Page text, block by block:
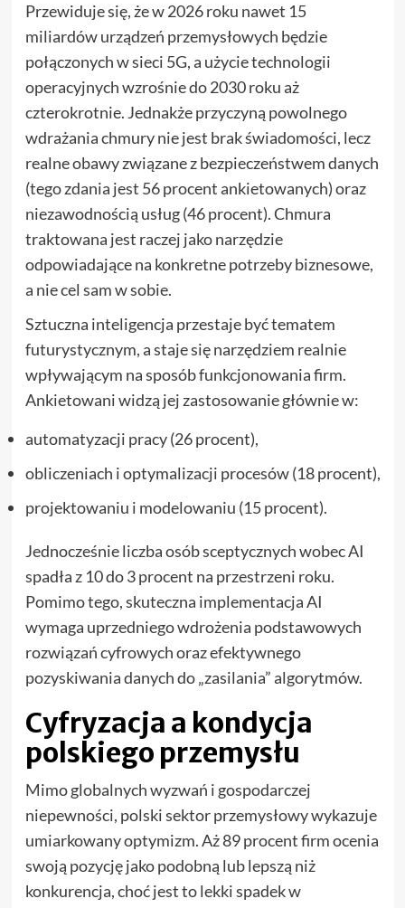
Przewiduje się, że w 2026 roku nawet 15
miliardów urządzeń przemysłowych będzie
połączonych w sieci 5G, a użycie technologii
operacyjnych wzrośnie do 2030 roku aż
czterokrotnie. Jednakże przyczyną powolnego
wdrażania chmury nie jest brak świadomości, lecz
realne obawy związane z bezpieczeństwem danych
(tego zdania jest 56 procent ankietowanych) oraz
niezawodnością usług (46 procent). Chmura
traktowana jest raczej jako narzędzie
odpowiadające na konkretne potrzeby biznesowe,
a nie cel sam w sobie.
Sztuczna inteligencja przestaje być tematem
futurystycznym, a staje się narzędziem realnie
wpływającym na sposób funkcjonowania firm.
Ankietowani widzą jej zastosowanie głównie w:
automatyzacji pracy (26 procent),
obliczeniach i optymalizacji procesów (18 procent),
projektowaniu i modelowaniu (15 procent).
Jednocześnie liczba osób sceptycznych wobec AI
spadła z 10 do 3 procent na przestrzeni roku.
Pomimo tego, skuteczna implementacja AI
wymaga uprzedniego wdrożenia podstawowych
rozwiązań cyfrowych oraz efektywnego
pozyskiwania danych do „zasilania” algorytmów.
Cyfryzacja a kondycja
polskiego przemysłu
Mimo globalnych wyzwań i gospodarczej
niepewności, polski sektor przemysłowy wykazuje
umiarkowany optymizm. Aż 89 procent firm ocenia
swoją pozycję jako podobną lub lepszą niż
konkurencja, choć jest to lekki spadek w